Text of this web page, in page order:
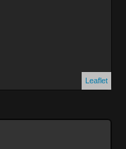
Leaflet